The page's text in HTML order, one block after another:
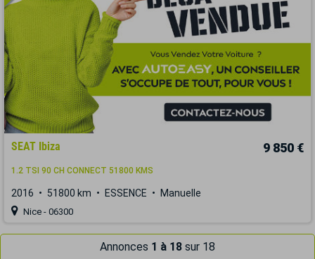
SEAT Ibiza 9 850 €
1.2 TSI 90 CH CONNECT 51800 KMS
2016 51800 km ESSENCE Manuelle
Nice - 06300
Annonces 1 à 18 sur 18